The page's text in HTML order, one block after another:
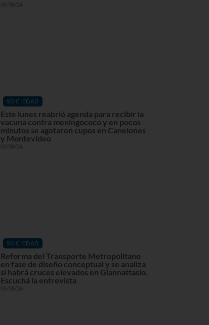
05/08/26
SOCIEDAD
Este lunes reabrió agenda para recibir la
vacuna contra meningococo y en pocos
minutos se agotaron cupos en Canelones
y Montevideo
03/08/26
SOCIEDAD
Reforma del Transporte Metropolitano
en fase de diseño conceptual y se analiza
si habrá cruces elevados en Giannattasio.
Escuchá la entrevista
05/08/26